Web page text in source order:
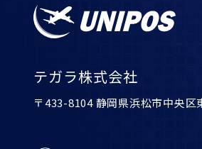
テガラ株式会社
〒433-8104 静岡県浜松市中央区